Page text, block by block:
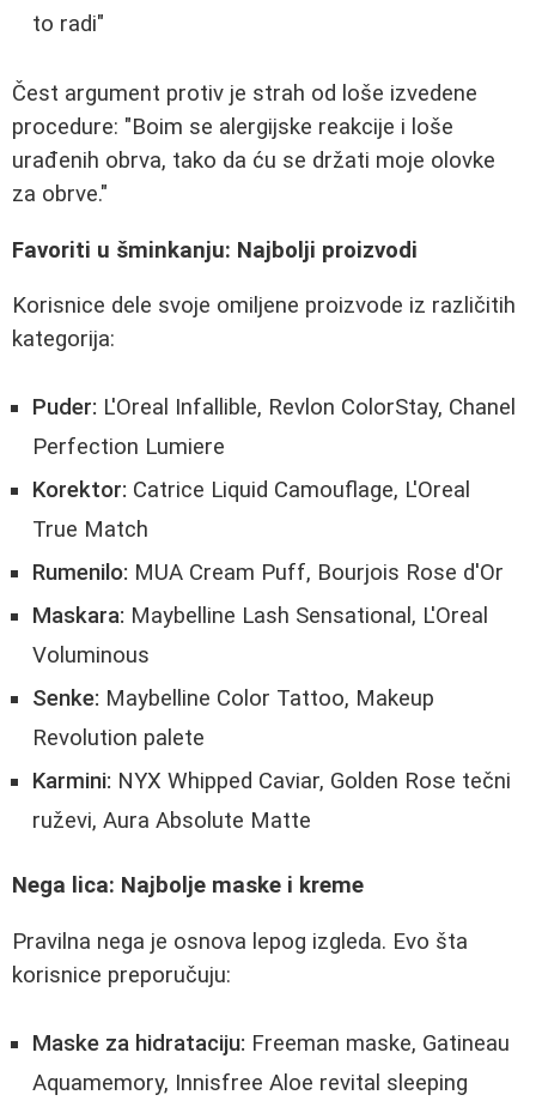
to radi"
Čest argument protiv je strah od loše izvedene
procedure: "Boim se alergijske reakcije i loše
urađenih obrva, tako da ću se držati moje olovke
za obrve."
Favoriti u šminkanju: Najbolji proizvodi
Korisnice dele svoje omiljene proizvode iz različitih
kategorija:
Puder: L'Oreal Infallible, Revlon ColorStay, Chanel
Perfection Lumiere
Korektor: Catrice Liquid Camouflage, L'Oreal
True Match
Rumenilo: MUA Cream Puff, Bourjois Rose d'Or
Maskara: Maybelline Lash Sensational, L'Oreal
Voluminous
Senke: Maybelline Color Tattoo, Makeup
Revolution palete
Karmini: NYX Whipped Caviar, Golden Rose tečni
ruževi, Aura Absolute Matte
Nega lica: Najbolje maske i kreme
Pravilna nega je osnova lepog izgleda. Evo šta
korisnice preporučuju:
Maske za hidrataciju: Freeman maske, Gatineau
Aquamemory, Innisfree Aloe revital sleeping